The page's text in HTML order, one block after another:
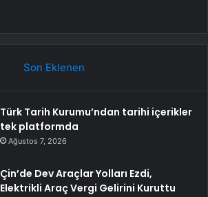
Son Eklenen
Türk Tarih Kurumu’ndan tarihi içerikler
tek platformda
Ağustos 7, 2026
Çin’de Dev Araçlar Yolları Ezdi,
Elektrikli Araç Vergi Gelirini Kuruttu